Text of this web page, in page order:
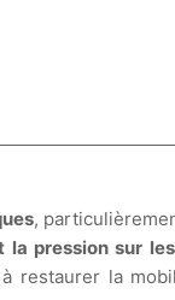
,
la pression sur
restaurer la